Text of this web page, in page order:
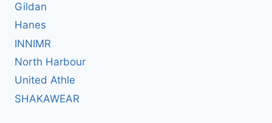
Gildan
Hanes
INNIMR
North Harbour
United Athle
SHAKAWEAR